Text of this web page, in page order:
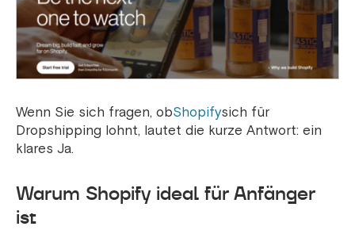
Wenn Sie sich fragen, obShopifysich für
Dropshipping lohnt, lautet die kurze Antwort: ein
klares Ja.
Warum Shopify ideal für Anfänger
ist